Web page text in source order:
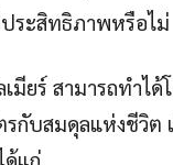
ประสิทธิภาพหรือไม่
มียร์ สามารถทำได้
กับสมดุลแห่งชีวิต
ด้แก่